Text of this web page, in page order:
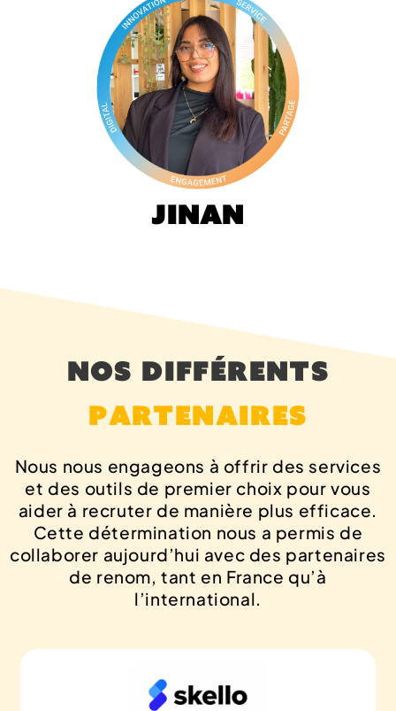
Jinan
Nos différents
partenaires
Nous nous engageons à offrir des services
et des outils de premier choix pour vous
aider à recruter de manière plus efficace.
Cette détermination nous a permis de
collaborer aujourd’hui avec des partenaires
de renom, tant en France qu’à
l’international.